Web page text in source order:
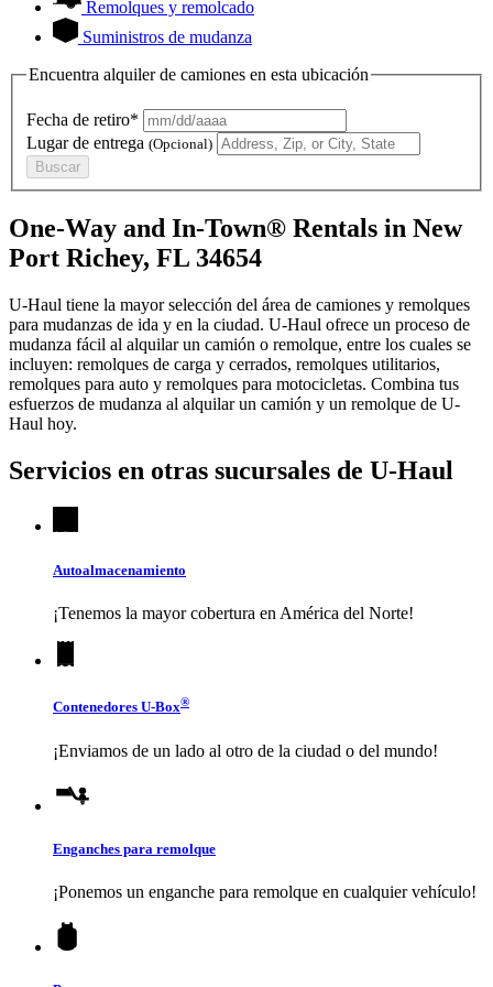
Remolques y remolcado
Suministros de mudanza
Encuentra alquiler de camiones en esta ubicación
Fecha de retiro*
Lugar de entrega (Opcional)
Buscar
One-Way and In-Town® Rentals in New
Port Richey, FL 34654
U-Haul tiene la mayor selección del área de camiones y remolques
para mudanzas de ida y en la ciudad. U-Haul ofrece un proceso de
mudanza fácil al alquilar un camión o remolque, entre los cuales se
incluyen: remolques de carga y cerrados, remolques utilitarios,
remolques para auto y remolques para motocicletas. Combina tus
esfuerzos de mudanza al alquilar un camión y un remolque de U-
Haul hoy.
Servicios en otras sucursales de U-Haul
Autoalmacenamiento
¡Tenemos la mayor cobertura en América del Norte!
Contenedores U-Box®
¡Enviamos de un lado al otro de la ciudad o del mundo!
Enganches para remolque
¡Ponemos un enganche para remolque en cualquier vehículo!